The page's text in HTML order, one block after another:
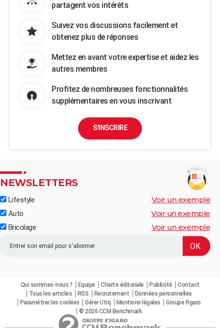
partagent vos intérêts
Suivez vos discussions facilement et
obtenez plus de réponses
Mettez en avant votre expertise et aidez les
autres membres
Profitez de nombreuses fonctionnalités
supplémentaires en vous inscrivant
S'INSCRIRE
NEWSLETTERS
Lifestyle Voir un exemple
Auto Voir un exemple
Bricolage Voir un exemple
Qui sommes-nous ? Equipe Charte éditoriale Publicité
Contact
Tous les articles
RSS Recrutement
Données personnelles
Paramétrer les cookies
Gérer Utiq Mentions légales
Groupe Figaro
© 2026 CCM Benchmark